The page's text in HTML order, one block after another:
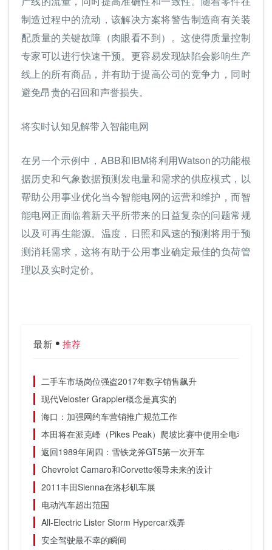
制造过程中的流动，该解决方案将警告制造商有关装
配质量的关键故障（肉眼看不到）。这使得质量控制
专家可以进行快速干预。更容易发现缺陷会影响生产
线上的所有商品，并有助于提高公司的竞争力，同时
避免昂贵的召回和声誉损失。
将实时认知见解带入智能电网
在另一个示例中，ABB和IBM将利用Watson的功能根
据历史和气象数据预测发电量和需求的供应模式，以
帮助公用事业优化当今智能电网的运营和维护，而智
能电网正面临着新天平所带来的日益复杂的问题常规
以及可再生能源。温度，日照和风速的预测将用于预
测消耗需求，这将有助于公用事业确定最佳的负荷管
理以及实时定价。
最新 推荐
二手车市场岗位强盗2017年数字销售飙升
现代Veloster Grappler概念是真实的
海口：加强网约车营销推广规范工作
本田将在派克峰（Pikes Peak）爬坡比赛中使用全电动NSX
返回1989年周四：雪铁龙斧GT5第一次开车
Chevrolet Camaro和Corvette领导未来的设计
2011丰田Sienna在洛杉矶车展
电动汽车超出范围
All-Electric Lister Storm Hypercar戏弄
安全驾驶最不幸的瞬间